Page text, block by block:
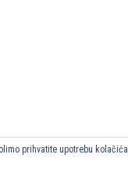
prihvatite upotrebu